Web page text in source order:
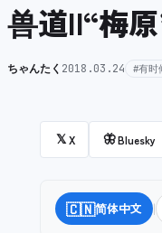
兽道II“梅
ちゃんたく 2018.03.24 #有时
𝕏X 🦋Bluesky
🇨🇳简体中文 |